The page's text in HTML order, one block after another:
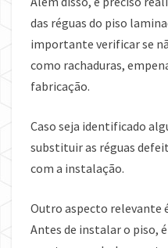
das réguas do piso
importante verificar se
como rachaduras,
fabricação.
Caso seja identificado
substituir as réguas
com a instalação.
Outro aspecto relevante
Antes de instalar o piso,